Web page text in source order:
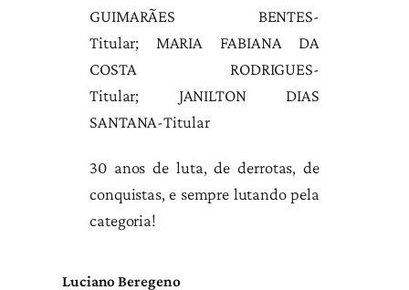
GUIMARÃES BENTES-
Titular; MARIA FABIANA DA
COSTA RODRIGUES-
Titular; JANILTON DIAS
SANTANA-Titular
30 anos de luta, de derrotas, de
conquistas, e sempre lutando pela
categoria!
Luciano Beregeno